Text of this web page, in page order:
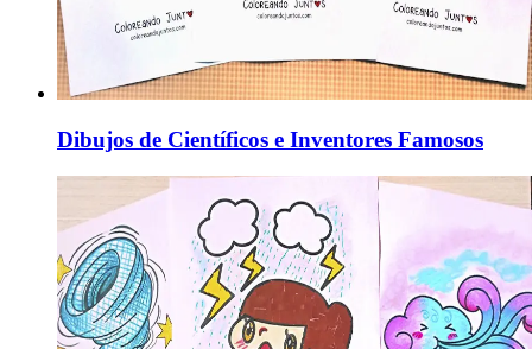
Dibujos de Científicos e Inventores Famosos